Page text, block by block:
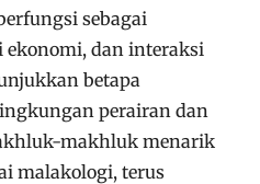
sebagai
dan interaksi
betapa
perairan dan
makhluk menarik
malakologi, terus